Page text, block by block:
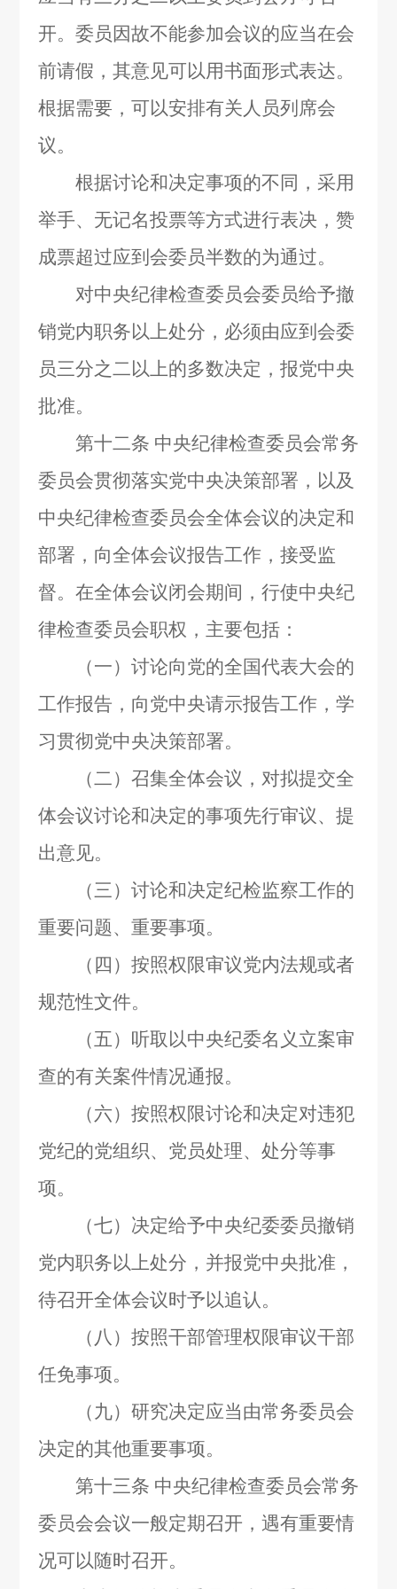
开。委员因故不能参加会议的应当在会
前请假，其意见可以用书面形式表达。
根据需要，可以安排有关人员列席会
议。
根据讨论和决定事项的不同，采用
举手、无记名投票等方式进行表决，赞
成票超过应到会委员半数的为通过。
对中央纪律检查委员会委员给予撤
销党内职务以上处分，必须由应到会委
员三分之二以上的多数决定，报党中央
批准。
第十二条 中央纪律检查委员会常务
委员会贯彻落实党中央决策部署，以及
中央纪律检查委员会全体会议的决定和
部署，向全体会议报告工作，接受监
督。在全体会议闭会期间，行使中央纪
律检查委员会职权，主要包括：
（一）讨论向党的全国代表大会的
工作报告，向党中央请示报告工作，学
习贯彻党中央决策部署。
（二）召集全体会议，对拟提交全
体会议讨论和决定的事项先行审议、提
出意见。
（三）讨论和决定纪检监察工作的
重要问题、重要事项。
（四）按照权限审议党内法规或者
规范性文件。
（五）听取以中央纪委名义立案审
查的有关案件情况通报。
（六）按照权限讨论和决定对违犯
党纪的党组织、党员处理、处分等事
项。
（七）决定给予中央纪委委员撤销
党内职务以上处分，并报党中央批准，
待召开全体会议时予以追认。
（八）按照干部管理权限审议干部
任免事项。
（九）研究决定应当由常务委员会
决定的其他重要事项。
第十三条 中央纪律检查委员会常务
委员会会议一般定期召开，遇有重要情
况可以随时召开。